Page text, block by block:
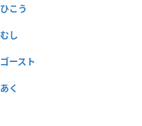
ひこう
むし
ゴースト
あく